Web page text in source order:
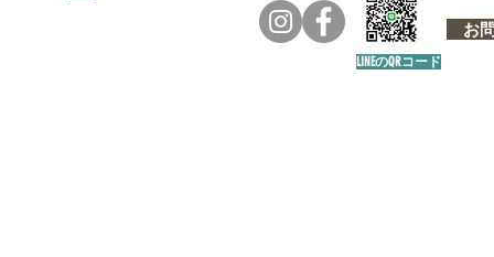
お
LINEのQRコード